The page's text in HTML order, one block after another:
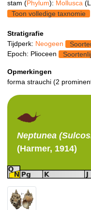
stam (Phylum): Mollusca
Toon volledige taxnomie
Stratigrafie
Tijdperk: Neogeen
Epoch: Plioceen
Opmerkingen
forma strauchi (2
Neptunea
(Harmer, 1914)